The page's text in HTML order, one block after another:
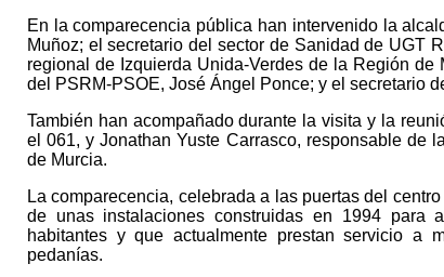
En la comparecencia pública han intervenido la
Muñoz; el secretario del sector de Sanidad de UGT
regional de Izquierda Unida-Verdes de la Región
del PSRM-PSOE, José Ángel Ponce; y el secretario
También han acompañado durante la visita y la
el 061, y Jonathan Yuste Carrasco, responsable de
de Murcia.
La comparecencia, celebrada a las puertas del
de unas instalaciones construidas en 1994 para
habitantes y que actualmente prestan servicio a
pedanías.